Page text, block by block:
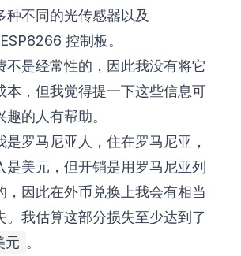
种不同的光传感器以及
控制板。
不是经常性的，因此我没有将它
本，但我觉得提一下这些信息可
趣的人有帮助。
是罗马尼亚人，住在罗马尼亚，
是美元，但开销是用罗马尼亚列
，因此在外币兑换上我会有相当
。我估算这部分损失至少达到了
元 。